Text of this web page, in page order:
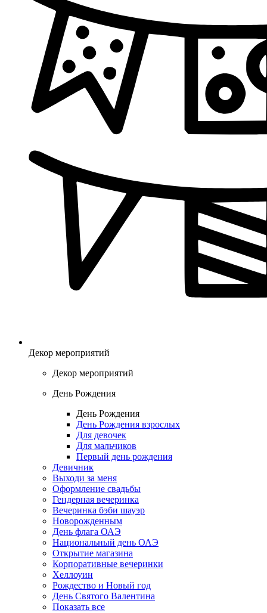
Декор мероприятий
Декор мероприятий
День Рождения
День Рождения
День Рождения взрослых
Для девочек
Для мальчиков
Первый день рождения
Девичник
Выходи за меня
Оформление свадьбы
Гендерная вечеринка
Вечеринка бэби шауэр
Новорожденным
День флага ОАЭ
Национальный день ОАЭ
Открытие магазина
Корпоративные вечеринки
Хеллоуин
Рождество и Новый год
День Святого Валентина
Показать все